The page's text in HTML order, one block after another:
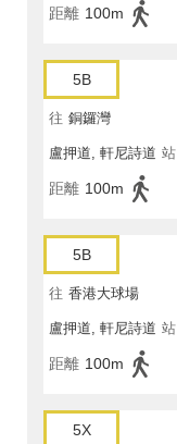
距離 100m
5B
往 銅鑼灣
盧押道, 軒尼詩道 站
距離 100m
5B
往 香港大球場
盧押道, 軒尼詩道 站
距離 100m
5X